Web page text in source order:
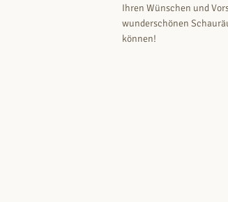
Ihren Wünschen und
wunderschönen
können!